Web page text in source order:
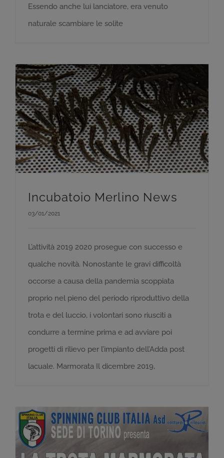
Essendo anche lui lanciatore, era venuto
naturale scambiare le solite
Incubatoio Merlino News
03/01/2021
L’attività 2019 2020 prosegue con successo e
qualche novità. Nonostante le gravi difficoltà
occorse a causa della pandemia scoppiata
proprio nel pieno del periodo riproduttivo della
trota e del luccio, i volontari sono riusciti a
condurre a termine prima e ad avviare poi
progetti di rilievo per l’impianto dell’Adda post
lacuale. Marmorata Il dicembre 2019,